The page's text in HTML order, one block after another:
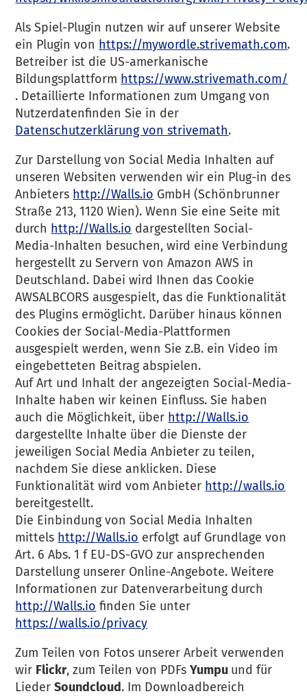
Als Spiel-Plugin nutzen wir auf unserer Website
ein Plugin von https://mywordle.strivemath.com.
Betreiber ist die US-amerkanische
Bildungsplattform https://www.strivemath.com/
. Detaillierte Informationen zum Umgang von
Nutzerdatenfinden Sie in der
Datenschutzerklärung von strivemath.
Zur Darstellung von Social Media Inhalten auf
unseren Websiten verwenden wir ein Plug-in des
Anbieters http://Walls.io GmbH (Schönbrunner
Straße 213, 1120 Wien). Wenn Sie eine Seite mit
durch http://Walls.io dargestellten Social-
Media-Inhalten besuchen, wird eine Verbindung
hergestellt zu Servern von Amazon AWS in
Deutschland. Dabei wird Ihnen das Cookie
AWSALBCORS ausgespielt, das die Funktionalität
des Plugins ermöglicht. Darüber hinaus können
Cookies der Social-Media-Plattformen
ausgespielt werden, wenn Sie z.B. ein Video im
eingebetteten Beitrag abspielen.
Auf Art und Inhalt der angezeigten Social-Media-
Inhalte haben wir keinen Einfluss. Sie haben
auch die Möglichkeit, über http://Walls.io
dargestellte Inhalte über die Dienste der
jeweiligen Social Media Anbieter zu teilen,
nachdem Sie diese anklicken. Diese
Funktionalität wird vom Anbieter http://walls.io
bereitgestellt.
Die Einbindung von Social Media Inhalten
mittels http://Walls.io erfolgt auf Grundlage von
Art. 6 Abs. 1 f EU-DS-GVO zur ansprechenden
Darstellung unserer Online-Angebote. Weitere
Informationen zur Datenverarbeitung durch
http://Walls.io finden Sie unter
https://walls.io/privacy
Zum Teilen von Fotos unserer Arbeit verwenden
wir Flickr, zum Teilen von PDFsYumpu und für
LiederSoundcloud. Im Downloadbereich